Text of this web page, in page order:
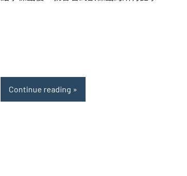
Continue reading